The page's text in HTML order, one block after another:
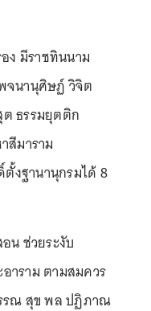
ง มีราชทินนาม
จนานุศิษฏ์ วิจิต
ธรรมยุตติก
มาราม
งฐานานุกรมได้ 8
น ช่วยระงับ
าราม ตามสมควร
รณ สุข พล ปฏิภาณ